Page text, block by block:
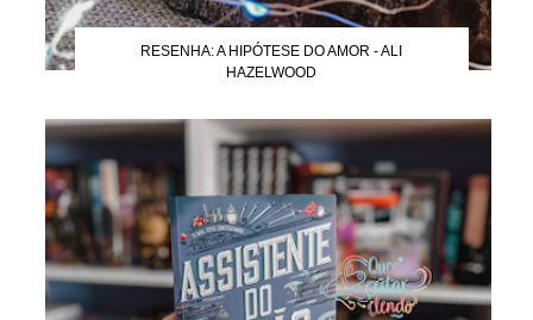
RESENHA: A HIPÓTESE DO AMOR - ALI
HAZELWOOD